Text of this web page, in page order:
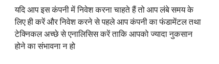
यदि आप इस कंपनी में निवेश करना चाहते हैं तो आप लंबे समय के
लिए ही करें और निवेश करने से पहले आप कंपनी का फंडामेंटल तथा
टेक्निकल अच्छे से एनालिसिस करें ताकि आपको ज्यादा नुकसान
होने का संभावना न हो